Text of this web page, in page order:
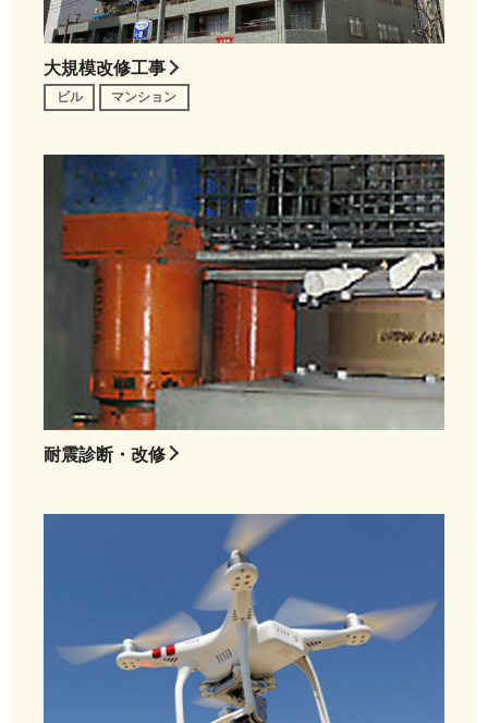
大規模改修工事
ビル マンション
耐震診断・改修